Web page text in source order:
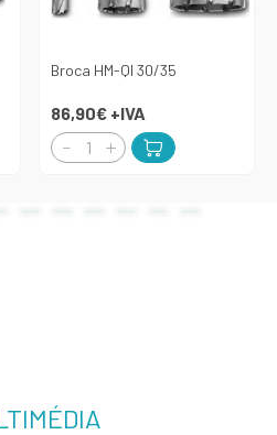
Broca HM-QI 30/35
86,90€ +IVA